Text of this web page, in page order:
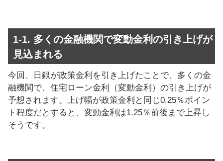
1-1. 多くの金融機関で変動金利の引き上げが
見込まれる
今回、日銀が政策金利を引き上げたことで、多くの金
融機関で、住宅ローン金利（変動金利）の引き上げが
予想されます。上げ幅が政策金利と同じ0.25％ポイン
ト程度だとすると、変動金利は1.25％前後まで上昇し
そうです。